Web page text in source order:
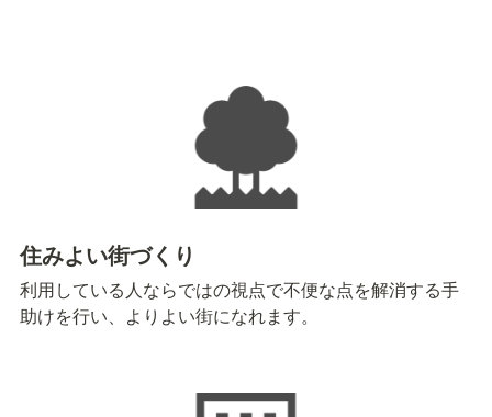
住みよい街づくり
利用している人ならではの視点で不便な点を解消する手
助けを行い、よりよい街になれます。